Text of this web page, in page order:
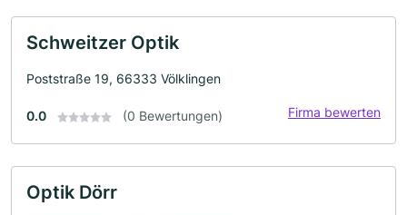
Schweitzer Optik
Poststraße 19, 66333 Völklingen
0.0 (0 Bewertungen) Firma bewerten
Optik Dörr